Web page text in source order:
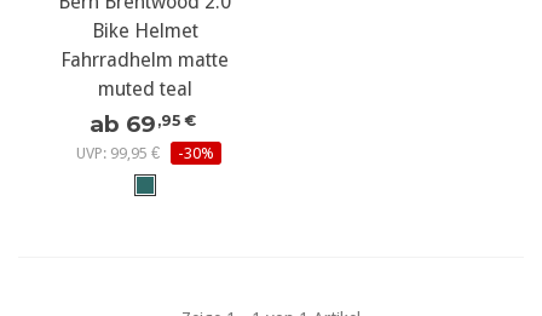
Bike Helmet
Fahrradhelm matte
muted teal
ab 69 ,95 €
UVP: 99,95 €
-30%